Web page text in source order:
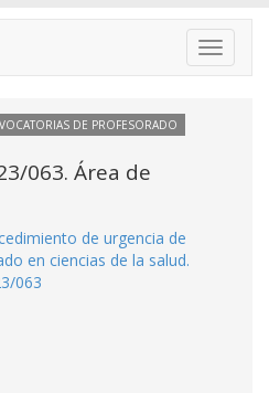
Toggle
DE PROFESORADO
063. Área de
de urgencia de
en ciencias de la salud.
063